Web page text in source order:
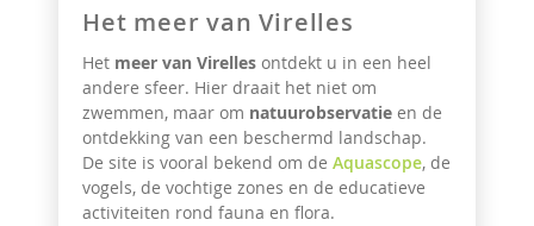
Het meer van Virelles
Het meer van Virelles ontdekt u in een heel
andere sfeer. Hier draait het niet om
zwemmen, maar om natuurobservatie en de
ontdekking van een beschermd landschap.
De site is vooral bekend om de Aquascope, de
vogels, de vochtige zones en de educatieve
activiteiten rond fauna en flora.